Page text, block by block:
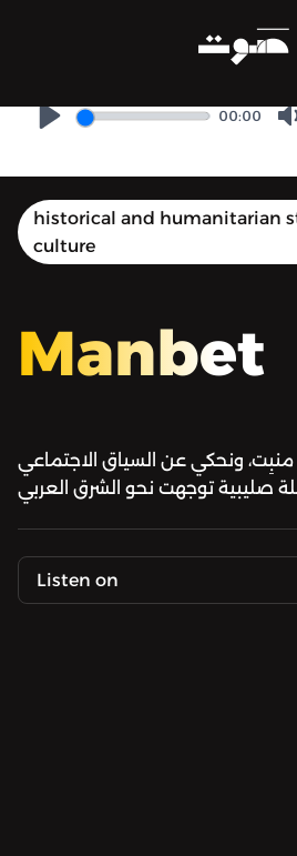
00:00
historical and humanitarian
culture
Manbet
ونحكي عن السياق الاجتماعي
Listen on